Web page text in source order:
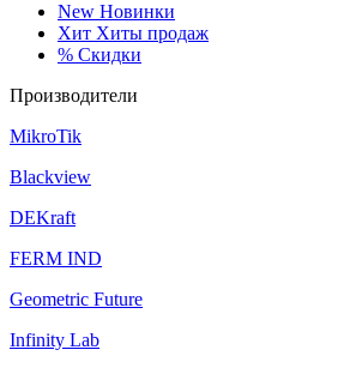
New Новинки
Хит Хиты продаж
% Скидки
Производители
MikroTik
Blackview
DEKraft
FERM IND
Geometric Future
Infinity Lab